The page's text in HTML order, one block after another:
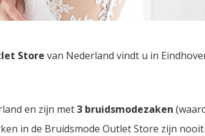
Store van Nederland vindt u in
en zijn met3 bruidsmodezaken
in de Bruidsmode Outlet Store zijn